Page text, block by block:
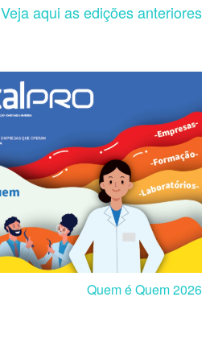
Veja aqui as edições anteriores
Quem é Quem 2026